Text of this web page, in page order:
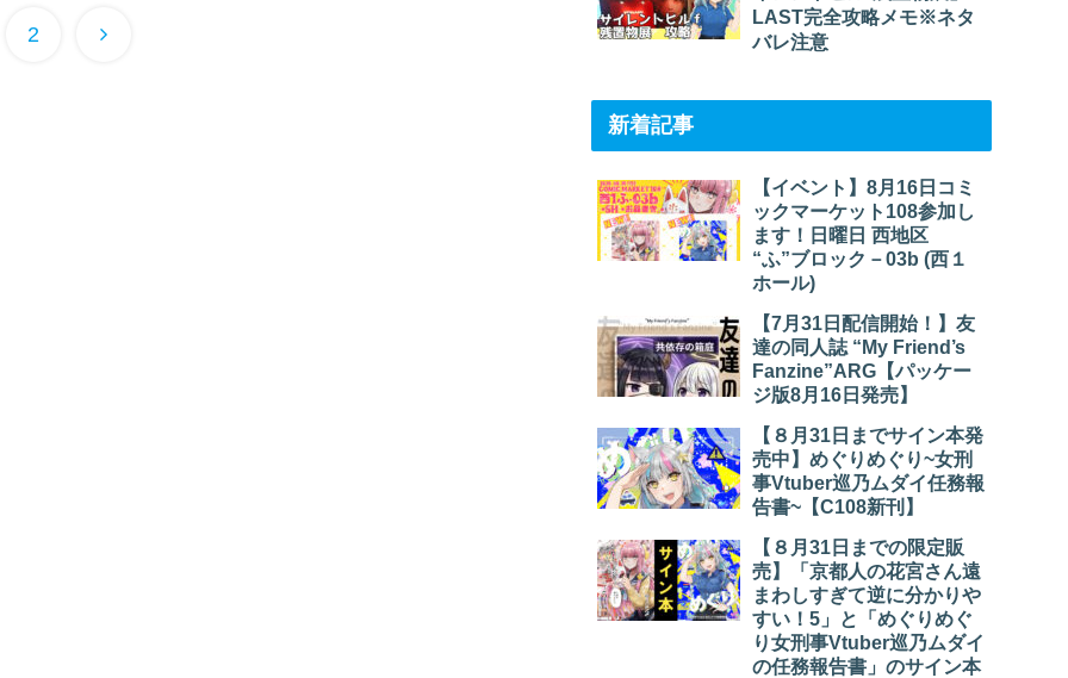
2
LAST完全攻略メモ※ネタ
バレ注意
新着記事
【イベント】8月16日コミ
ックマーケット108参加し
ます！日曜日 西地区
“ふ”ブロック－03b (西１
ホール)
【7月31日配信開始！】友
達の同人誌 “My Friend’s
Fanzine”ARG【パッケー
ジ版8月16日発売】
【８月31日までサイン本発
売中】めぐりめぐり~女刑
事Vtuber巡乃ムダイ任務報
告書~【C108新刊】
【８月31日までの限定販
売】「京都人の花宮さん遠
まわしすぎて逆に分かりや
すい！5」と「めぐりめぐ
り女刑事Vtuber巡乃ムダイ
の任務報告書」のサイン本